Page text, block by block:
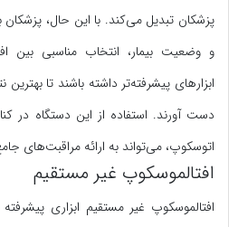
پزشکان تبدیل می‌کند. با این حال، پزشکان
و وضعیت بیمار، انتخاب مناسبی بین
ابزارهای پیشرفته‌تر داشته باشند تا
دست آورند. استفاده از این دستگاه در
اتوسکوپ، می‌تواند به ارائه مراقبت‌های
افتالموسکوپ غیر مستقیم
افتالموسکوپ غیر مستقیم ابزاری